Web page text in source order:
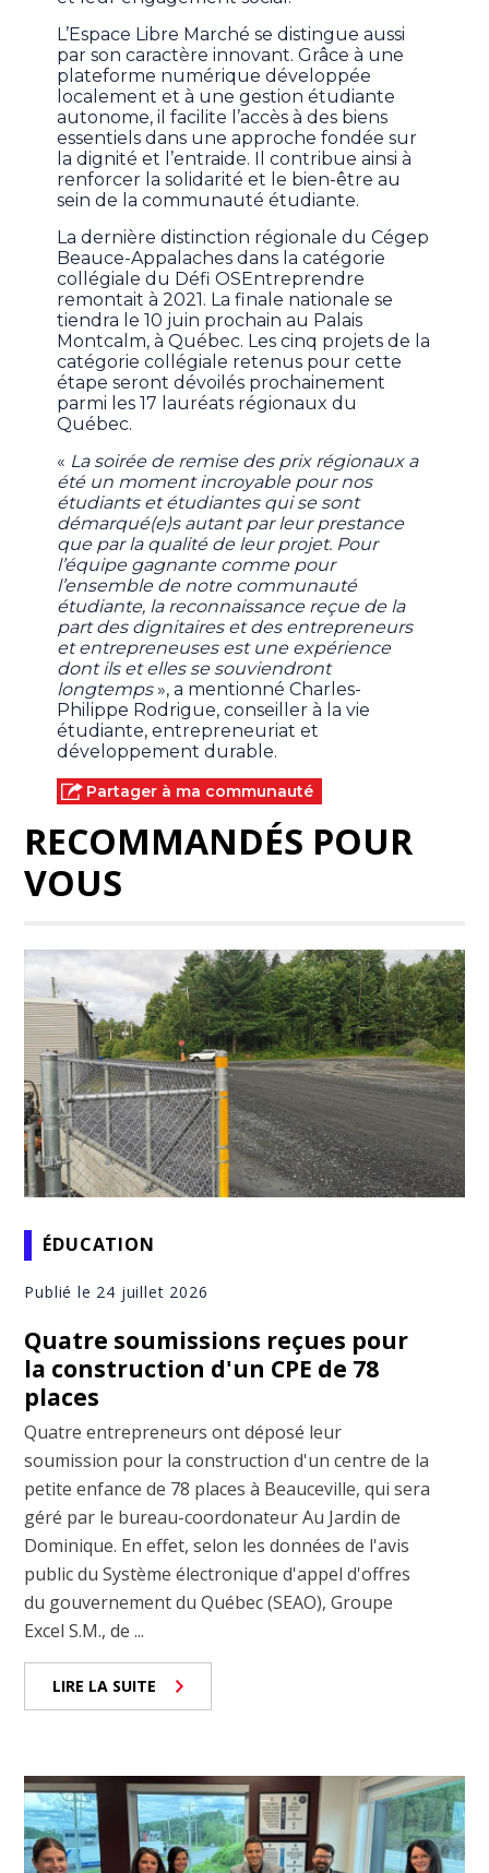
L’Espace Libre Marché se distingue aussi
par son caractère innovant. Grâce à une
plateforme numérique développée
localement et à une gestion étudiante
autonome, il facilite l’accès à des biens
essentiels dans une approche fondée sur
la dignité et l’entraide. Il contribue ainsi à
renforcer la solidarité et le bien-être au
sein de la communauté étudiante.
La dernière distinction régionale du Cégep
Beauce-Appalaches dans la catégorie
collégiale du Défi OSEntreprendre
remontait à 2021. La finale nationale se
tiendra le 10 juin prochain au Palais
Montcalm, à Québec. Les cinq projets de la
catégorie collégiale retenus pour cette
étape seront dévoilés prochainement
parmi les 17 lauréats régionaux du
Québec.
« La soirée de remise des prix régionaux a
été un moment incroyable pour nos
étudiants et étudiantes qui se sont
démarqué(e)s autant par leur prestance
que par la qualité de leur projet. Pour
l’équipe gagnante comme pour
l’ensemble de notre communauté
étudiante, la reconnaissance reçue de la
part des dignitaires et des entrepreneurs
et entrepreneuses est une expérience
dont ils et elles se souviendront
longtemps», a mentionné Charles-
Philippe Rodrigue, conseiller à la vie
étudiante, entrepreneuriat et
développement durable.
Partager à ma communauté
RECOMMANDÉS POUR
VOUS
ÉDUCATION
Publié le 24 juillet 2026
Quatre soumissions reçues pour
la construction d'un CPE de 78
places
Quatre entrepreneurs ont déposé leur
soumission pour la construction d'un centre de la
petite enfance de 78 places à Beauceville, qui sera
géré par le bureau-coordonateur Au Jardin de
Dominique. En effet, selon les données de l'avis
public du Système électronique d'appel d'offres
du gouvernement du Québec (SEAO), Groupe
Excel S.M., de ...
LIRE LA SUITE